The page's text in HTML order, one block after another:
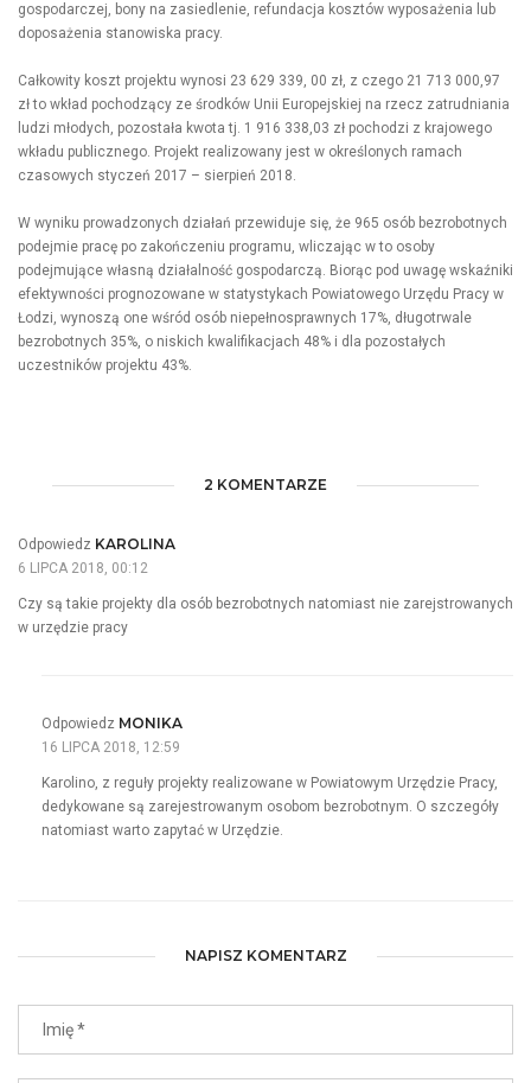
gospodarczej, bony na zasiedlenie, refundacja kosztów wyposażenia lub
doposażenia stanowiska pracy.
Całkowity koszt projektu wynosi 23 629 339, 00 zł, z czego 21 713 000,97
zł to wkład pochodzący ze środków Unii Europejskiej na rzecz zatrudniania
ludzi młodych, pozostała kwota tj. 1 916 338,03 zł pochodzi z krajowego
wkładu publicznego. Projekt realizowany jest w określonych ramach
czasowych styczeń 2017 – sierpień 2018.
W wyniku prowadzonych działań przewiduje się, że 965 osób bezrobotnych
podejmie pracę po zakończeniu programu, wliczając w to osoby
podejmujące własną działalność gospodarczą. Biorąc pod uwagę wskaźniki
efektywności prognozowane w statystykach Powiatowego Urzędu Pracy w
Łodzi, wynoszą one wśród osób niepełnosprawnych 17%, długotrwale
bezrobotnych 35%, o niskich kwalifikacjach 48% i dla pozostałych
uczestników projektu 43%.
2 KOMENTARZE
Odpowiedz KAROLINA
6 LIPCA 2018, 00:12
Czy są takie projekty dla osób bezrobotnych natomiast nie zarejstrowanych
w urzędzie pracy
Odpowiedz MONIKA
16 LIPCA 2018, 12:59
Karolino, z reguły projekty realizowane w Powiatowym Urzędzie Pracy,
dedykowane są zarejestrowanym osobom bezrobotnym. O szczegóły
natomiast warto zapytać w Urzędzie.
NAPISZ KOMENTARZ